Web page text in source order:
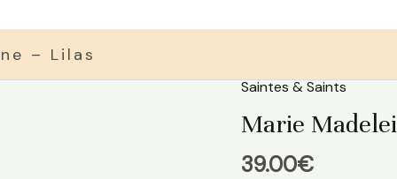
– Lilas
Saintes & Saints
Marie
39.00€
quantité
de
Marie
Madeleine